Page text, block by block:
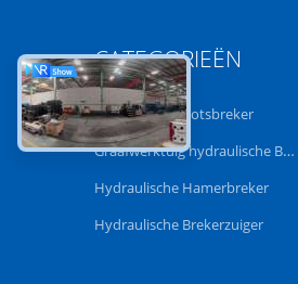
CATEGORIEËN
Hydraulische Rotsbreker
Graafwerktuig hydraulische Breker
Hydraulische Hamerbreker
Hydraulische Brekerzuiger